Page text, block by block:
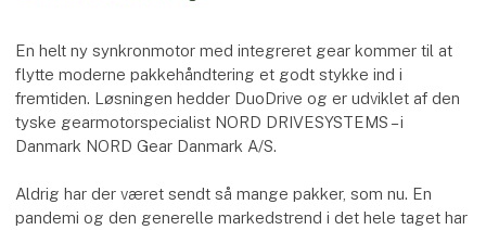
En helt ny synkronmotor med integreret gear kommer til at
flytte moderne pakkehåndtering et godt stykke ind i
fremtiden. Løsningen hedder DuoDrive og er udviklet af den
tyske gearmotorspecialist NORD DRIVESYSTEMS – i
Danmark NORD Gear Danmark A/S.
Aldrig har der været sendt så mange pakker, som nu. En
pandemi og den generelle markedstrend i det hele taget har